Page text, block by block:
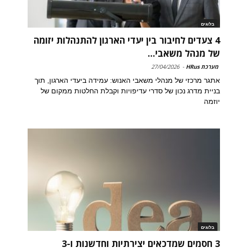
בלוגים
4 צעדים לחיבור בין יעדי הארגון להתנהלות יזומה
של מנהל משאבי...
מערכת HRus -
27/04/2026
אתגר מרכזי של מנהלי משאבי האנוש: עמידה ביעדי הארגון, תוך
בניית מדרג נכון של סדרי עדיפויות וקבלת החלטות ממקום של
יוזמה
בלוגים
3 חסמים שמדכאים יצירתיות וחדשנות ו-3